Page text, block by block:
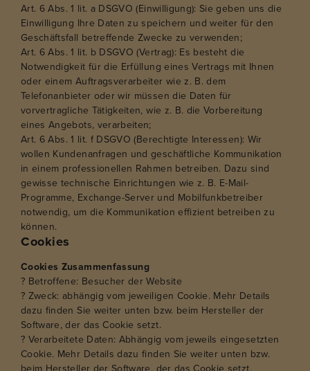
Art. 6 Abs. 1 lit. a DSGVO (Einwilligung): Sie geben uns die
Einwilligung Ihre Daten zu speichern und weiter für den
Geschäftsfall betreffende Zwecke zu verwenden;
Art. 6 Abs. 1 lit. b DSGVO (Vertrag): Es besteht die
Notwendigkeit für die Erfüllung eines Vertrags mit Ihnen
oder einem Auftragsverarbeiter wie z. B. dem
Telefonanbieter oder wir müssen die Daten für
vorvertragliche Tätigkeiten, wie z. B. die Vorbereitung
eines Angebots, verarbeiten;
Art. 6 Abs. 1 lit. f DSGVO (Berechtigte Interessen): Wir
wollen Kundenanfragen und geschäftliche Kommunikation
in einem professionellen Rahmen betreiben. Dazu sind
gewisse technische Einrichtungen wie z. B. E-Mail-
Programme, Exchange-Server und Mobilfunkbetreiber
notwendig, um die Kommunikation effizient betreiben zu
können.
Cookies
Cookies Zusammenfassung
? Betroffene: Besucher der Website
? Zweck: abhängig vom jeweiligen Cookie. Mehr Details
dazu finden Sie weiter unten bzw. beim Hersteller der
Software, der das Cookie setzt.
? Verarbeitete Daten: Abhängig vom jeweils eingesetzten
Cookie. Mehr Details dazu finden Sie weiter unten bzw.